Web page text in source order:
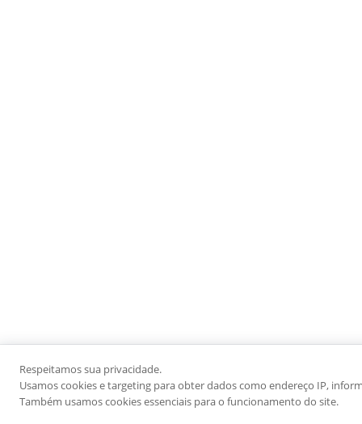
Respeitamos sua privacidade.
Usamos cookies e targeting para obter dados como endereço IP,
Também usamos cookies essenciais para o funcionamento do site.